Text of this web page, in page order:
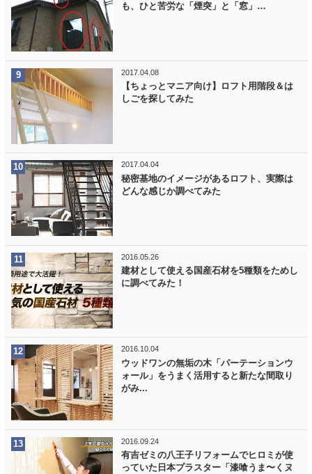
も、ひと苦労な「煙突」と「窓」…
2017.04.08
【ちょっとマニア向け】ロフト用階段＆は
しごを探してみた
2017.04.04
秘密基地のイメージがあるロフト、実際は
どんな感じか調べてみた
2016.05.26
建材として使える国産石材を5種類をためし
に調べてみた！
2016.10.04
ウッドワンの無垢の木「パーテーションウ
ォール」をうまく活用すると新たな間取り
がみ...
2016.09.24
有吉ゼミの八王子リフォームでヒロミが使
っていた日本プラスター「漆喰うま〜くヌ